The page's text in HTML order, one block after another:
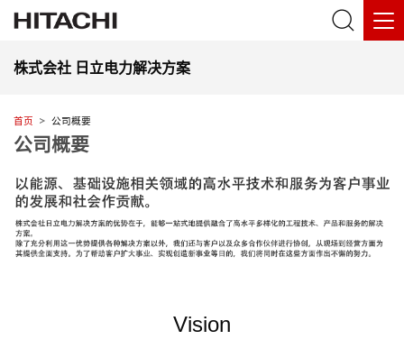
株式会社 日立电力解决方案
首页 公司概要
公司概要
Vision